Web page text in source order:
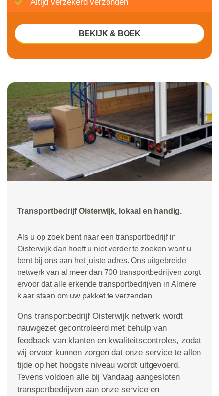
Transportbedrijf Oisterwijk, lokaal en handig.
Als u op zoek bent naar een transportbedrijf in
Oisterwijk dan hoeft u niet verder te zoeken want u
bent bij ons aan het juiste adres. Ons uitgebreide
netwerk van al meer dan 700 transportbedrijven zorgt
ervoor dat alle erkende transportbedrijven in Almere
klaar staan om uw pakket te verzenden.
Ons transportbedrijf Oisterwijk netwerk wordt
nauwgezet gecontroleerd met behulp van
feedback van klanten en kwaliteitscontroles, zodat
wij ervoor kunnen zorgen dat onze service te allen
tijde op het hoogste niveau wordt uitgevoerd.
Tevens voldoen alle bij Vandaag aangesloten
transportbedrijven aan onze service en
Altijd verzekerd verzonden
BEKIJK & BOEK